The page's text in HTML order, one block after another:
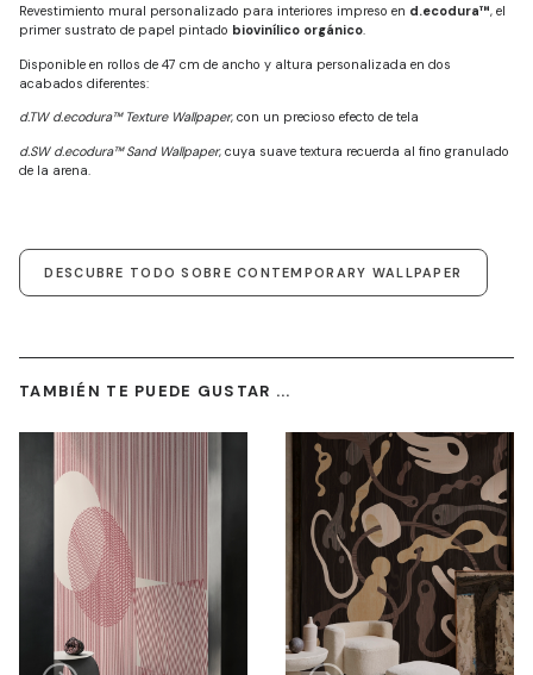
Revestimiento mural personalizado para interiores impreso en d.ecodura™, el
primer sustrato de papel pintado biovinílico orgánico.
Disponible en rollos de 47 cm de ancho y altura personalizada en dos
acabados diferentes:
d.TW d.ecodura™ Texture Wallpaper, con un precioso efecto de tela
d.SW d.ecodura™ Sand Wallpaper, cuya suave textura recuerda al fino granulado
de la arena.
DESCUBRE TODO SOBRE CONTEMPORARY WALLPAPER
TAMBIÉN TE PUEDE GUSTAR ...